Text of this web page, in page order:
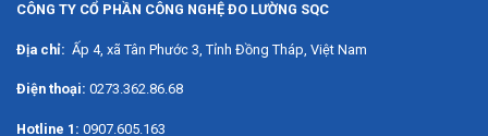
CÔNG TY CỔ PHẦN CÔNG NGHỆ ĐO LƯỜNG SQC
Địa chỉ: Ấp 4, xã Tân Phước 3, Tỉnh Đồng Tháp, Việt Nam
Điện thoại: 0273.362.86.68
Hotline 1: 0907.605.163